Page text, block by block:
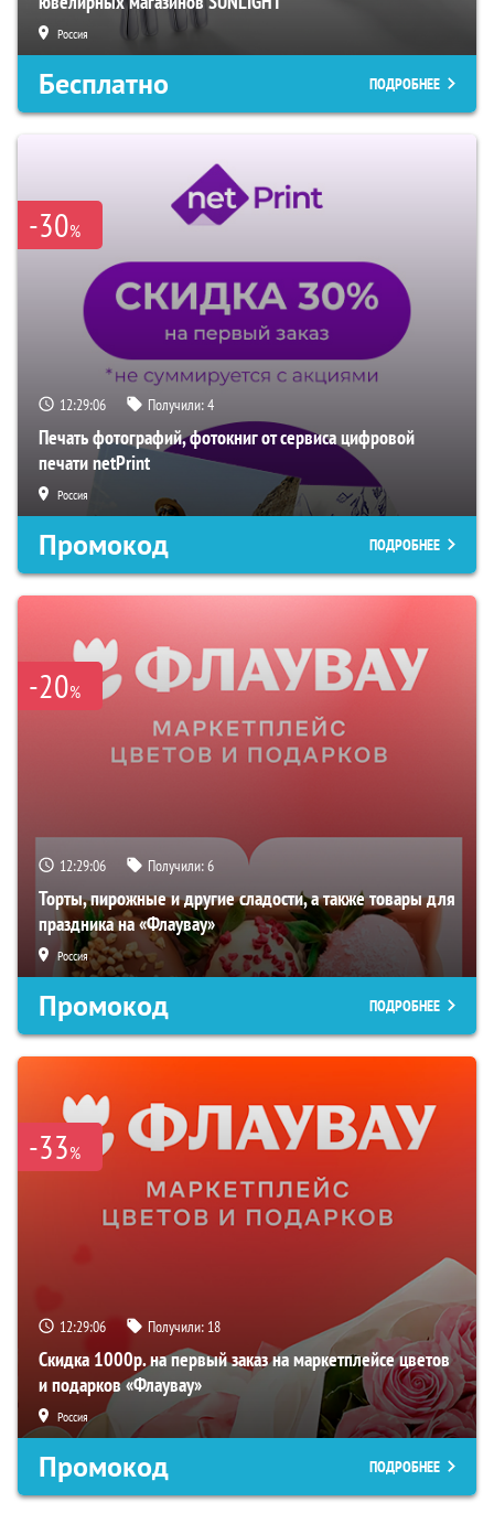
Россия
Бесплатно ПОДРОБНЕЕ
-30%
12:29:05 Получили:4
Печать фотографий, фотокниг от сервиса цифровой
печати netPrint
Россия
Промокод ПОДРОБНЕЕ
-20%
12:29:05 Получили:6
Торты, пирожные и другие сладости, а также товары для
праздника на «Флаувау»
Россия
Промокод ПОДРОБНЕЕ
-33%
12:29:05 Получили: 18
Скидка 1000р. на первый заказ на маркетплейсе цветов
и подарков «Флаувау»
Россия
Промокод ПОДРОБНЕЕ